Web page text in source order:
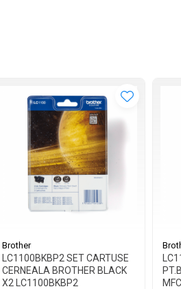
6890CDW,MFC-
Brother
LC1100BKBP2 SET CARTUSE
CERNEALA BROTHER BLACK
X2 LC1100BKBP2